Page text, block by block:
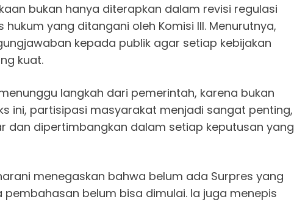
bukan hanya diterapkan dalam revisi regulasi
yang ditangani oleh Komisi III. Menurutnya,
kepada publik agar setiap kebijakan
kuat.
langkah dari pemerintah, karena bukan
ini, partisipasi masyarakat menjadi sangat penting,
dan dipertimbangkan dalam setiap keputusan yang
menegaskan bahwa belum ada Surpres yang
pembahasan belum bisa dimulai. Ia juga menepis